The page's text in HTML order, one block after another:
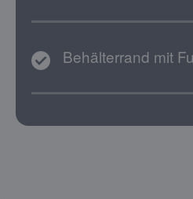
Behälterrand mit